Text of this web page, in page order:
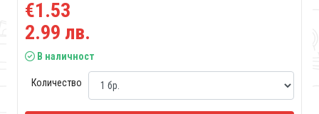
€1.53
2.99 лв.
В наличност
Количество